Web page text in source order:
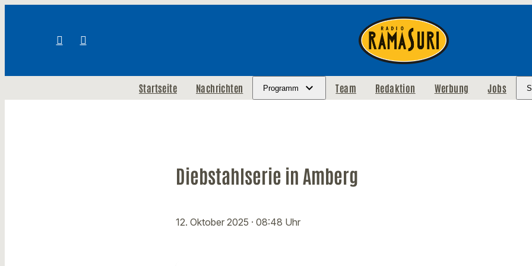
Startseite Nachrichten Programm Team Redaktion Werbung Jobs
Diebstahlserie in Amberg
12. Oktober 2025 · 08:48 Uhr